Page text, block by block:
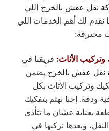
نقل عفش بالخرج اللي
لك أهم الخدمات اللي
محترفة:
وتركيب الأثاث: فريقنا في
نقل عفش بالخرج يضمن
وتركيب الأثاث بكل
ودقة. إحنا نهتم بتفكيك
بعناية عشان ما تتأذى
وبعدها نركبها في